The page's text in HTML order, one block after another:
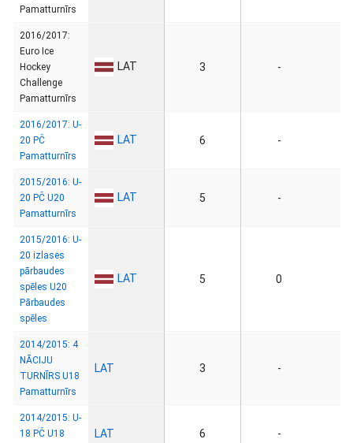
Pamatturnīrs
2016/2017:
Euro Ice
Hockey
Challenge
Pamatturnīrs
LAT 3 -
2016/2017: U-
20 PČ
Pamatturnīrs
LAT 6 -
2015/2016: U-
20 PČ U20
Pamatturnīrs
LAT 5 -
2015/2016: U-
20 izlases
pārbaudes
spēles U20
Pārbaudes
spēles
LAT 5 0
2014/2015: 4
NĀCIJU
TURNĪRS U18
Pamatturnīrs
LAT 3 -
2014/2015: U-
18 PČ U18
LAT 6 -